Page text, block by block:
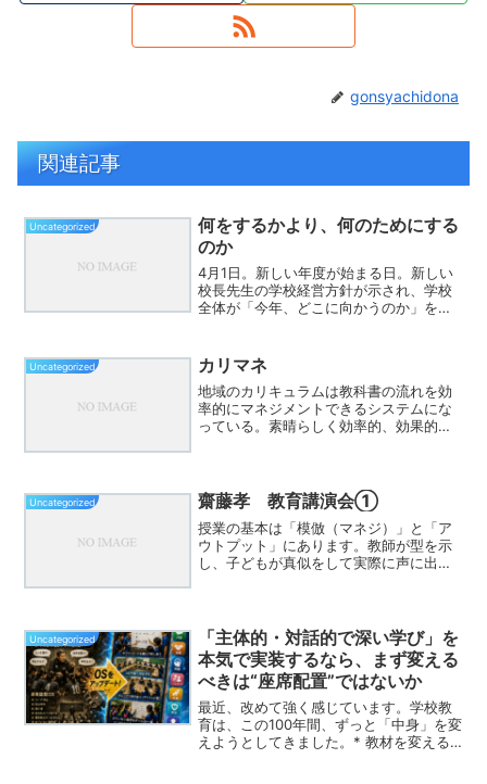
gonsyachidona
関連記事
Uncategorized
何をするかより、何のためにする
のか
4月1日。新しい年度が始まる日。新しい
校長先生の学校経営方針が示され、学校
全体が「今年、どこに向かうのか」を見
と考えた。もちろん、教務として伝えな
ければいけないことはた...
Uncategorized カリマネ
地域のカリキュラムは教科書の流れを効
率的にマネジメントできるシステムにな
っている。素晴らしく効率的、効果的な
る人がいないのだ。日案は...
Uncategorized 齋藤孝 教育講演会①
授業の基本は「模倣（マネジ）」と「ア
ウトプット」にあります。教師が型を示
し、子どもが真似をして実際に声に出
と自体を称える文化が、子ど...
Uncategorized
「主体的・対話的で深い学び」を
本気で実装するなら、まず変える
べきは“座席配置”ではないか
最近、改めて強く感じています。学校教
育は、この100年間、ずっと「中身」を変
えようとしてきました。* 教材を変える*